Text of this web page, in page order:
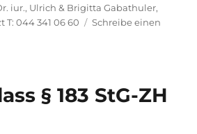
iur., Ulrich & Brigitta Gabathuler,
T: 044 341 06 60
Schreibe einen
§ 183 StG-ZH